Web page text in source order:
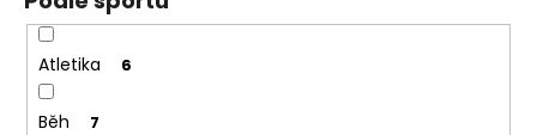
Atletika 6
Běh 7